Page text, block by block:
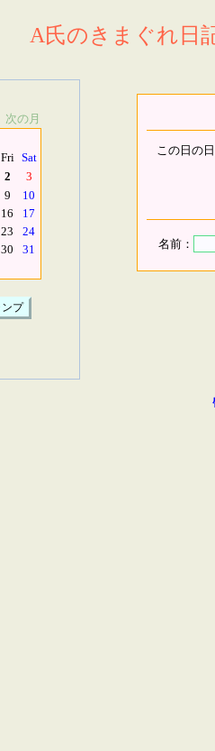
A氏のきまぐれ日
次の月
Fri Sat
2
3
9
10
16
17
23
24
30 31
この日の
名前：